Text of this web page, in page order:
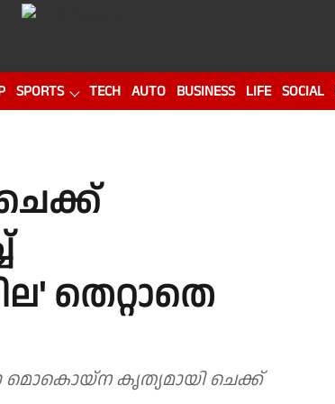
SPORTS TECH AUTO BUSINESS LIFE SOCIAL
ചെക്ക്
തെറ്റാതെ
മൊകൊയ്‌ന കൃത്യമായി ചെക്ക്